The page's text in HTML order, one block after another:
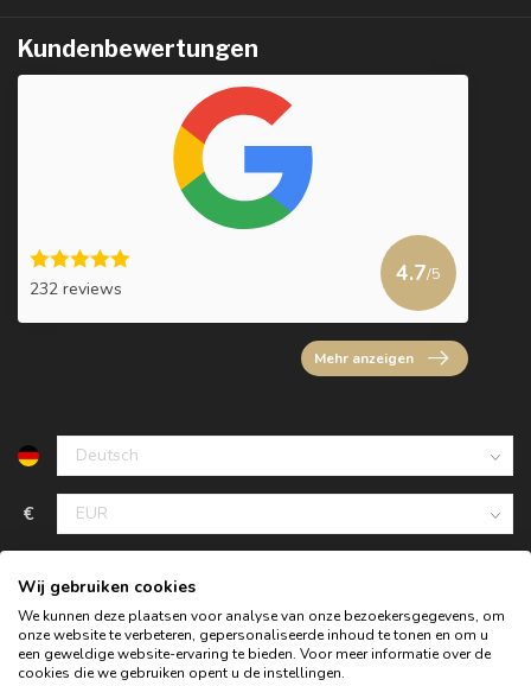
Kundenbewertungen
232 reviews
4.7/5
Mehr anzeigen
€
Wij gebruiken cookies
We kunnen deze plaatsen voor analyse van onze bezoekersgegevens, om
onze website te verbeteren, gepersonaliseerde inhoud te tonen en om u
een geweldige website-ervaring te bieden. Voor meer informatie over de
cookies die we gebruiken opent u de instellingen.